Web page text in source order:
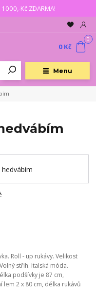
Kč ZDARMA!
Menu
0
0 Kč
Roll - up rukávy. Velikost
střih. Italská móda.
podšívky je 87 cm,
lem 2 x 80 cm, délka rukávů